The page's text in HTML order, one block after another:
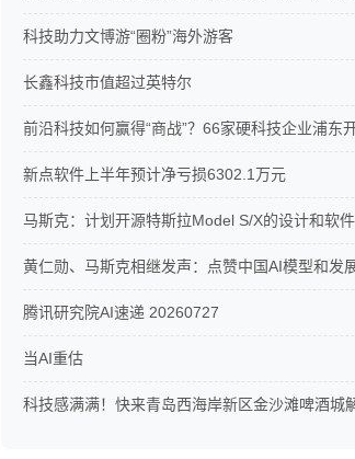
科技助力文博游“圈粉”海外游客
长鑫科技市值超过英特尔
前沿科技如何赢得“商战”？66家硬科技企业浦东
新点软件上半年预计净亏损6302.1万元
马斯克：计划开源特斯拉Model S/X的设计和软件
黄仁勋、马斯克相继发声：点赞中国AI模型和发
腾讯研究院AI速递 20260727
当AI重估
科技感满满！快来青岛西海岸新区金沙滩啤酒城